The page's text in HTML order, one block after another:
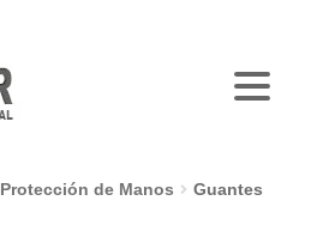
Protección de Manos
Guantes